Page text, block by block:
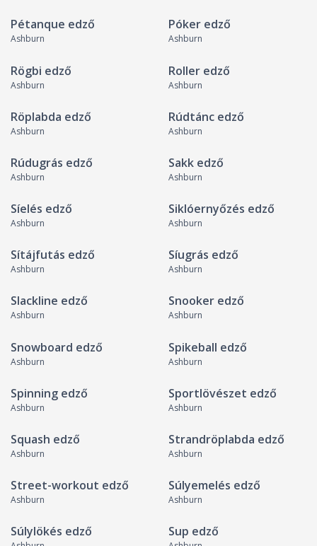
Pétanque edző
Ashburn
Póker edző
Ashburn
Rögbi edző
Ashburn
Roller edző
Ashburn
Röplabda edző
Ashburn
Rúdtánc edző
Ashburn
Rúdugrás edző
Ashburn
Sakk edző
Ashburn
Síelés edző
Ashburn
Siklóernyőzés edző
Ashburn
Sítájfutás edző
Ashburn
Síugrás edző
Ashburn
Slackline edző
Ashburn
Snooker edző
Ashburn
Snowboard edző
Ashburn
Spikeball edző
Ashburn
Spinning edző
Ashburn
Sportlövészet edző
Ashburn
Squash edző
Ashburn
Strandröplabda edző
Ashburn
Street-workout edző
Ashburn
Súlyemelés edző
Ashburn
Súlylökés edző Sup edző